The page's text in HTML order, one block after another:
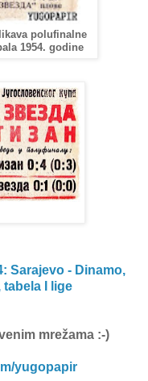
polufinalne
1954. godine
Sarajevo - Dinamo,
tabela I lige
mrežama :-)
yugopapir